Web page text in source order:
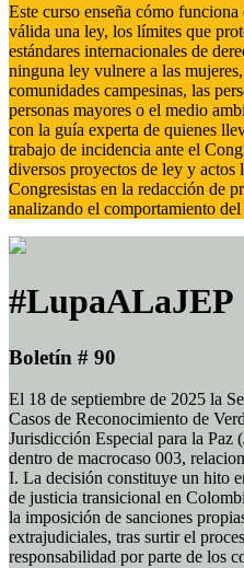
Este curso enseña cómo
válida una ley, los límites que
estándares internacionales de
ninguna ley vulnere a las
comunidades campesinas, las
personas mayores o el medio
con la guía experta de quienes
trabajo de incidencia ante el
diversos proyectos de ley y actos
Congresistas en la redacción de
analizando el comportamiento
#LupaALaJEP
Boletín # 90
El 18 de septiembre de 2025 la
Casos de Reconocimiento de
Jurisdicción Especial para la Paz
dentro de macrocaso 003,
I. La decisión constituye un hito
de justicia transicional en
la imposición de sanciones
extrajudiciales, tras surtir el
responsabilidad por parte de los